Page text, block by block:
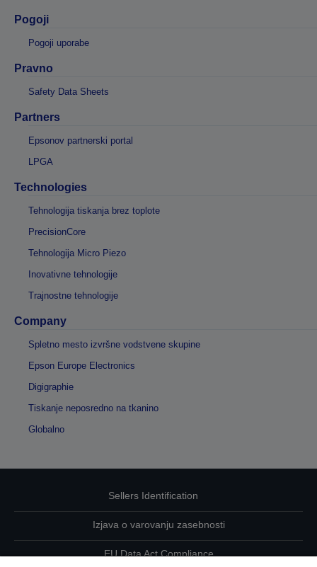
Pogoji
Pogoji uporabe
Pravno
Safety Data Sheets
Partners
Epsonov partnerski portal
LPGA
Technologies
Tehnologija tiskanja brez toplote
PrecisionCore
Tehnologija Micro Piezo
Inovativne tehnologije
Trajnostne tehnologije
Company
Spletno mesto izvršne vodstvene skupine
Epson Europe Electronics
Digigraphie
Tiskanje neposredno na tkanino
Globalno
Sellers Identification
Izjava o varovanju zasebnosti
EU Data Act Compliance